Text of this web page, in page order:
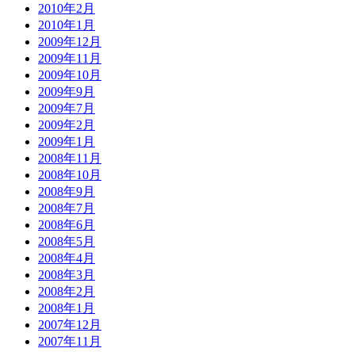
2010年2月
2010年1月
2009年12月
2009年11月
2009年10月
2009年9月
2009年7月
2009年2月
2009年1月
2008年11月
2008年10月
2008年9月
2008年7月
2008年6月
2008年5月
2008年4月
2008年3月
2008年2月
2008年1月
2007年12月
2007年11月